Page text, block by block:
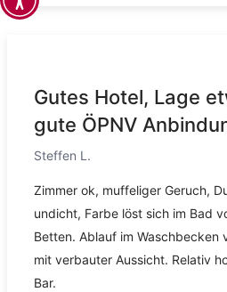
Gutes Hotel, Lage
gute ÖPNV
Steffen L.
Zimmer ok, muffeliger Geruch,
undicht, Farbe löst sich im Bad
Betten. Ablauf im Waschbecken
mit verbauter Aussicht. Relativ
Bar.